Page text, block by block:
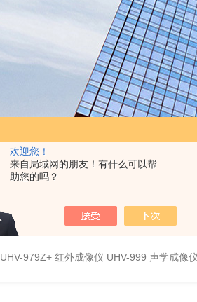
欢迎您！
来自局域网的朋友！有什么可以帮
助您的吗？
UHV-979Z+ 红外成像仪 UHV-999 声学成像仪